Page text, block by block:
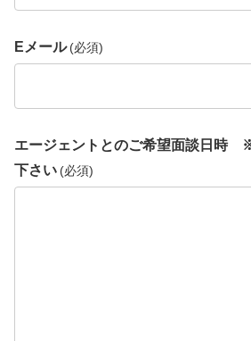
Eメール (必須)
エージェントとのご希望面談日時
下さい (必須)